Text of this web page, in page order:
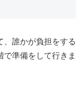
、誰かが負担をする
で準備をして行きま